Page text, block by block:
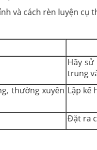
và cách rèn luyện
Hãy
trung
thường xuyên Lập kế
Đặt ra